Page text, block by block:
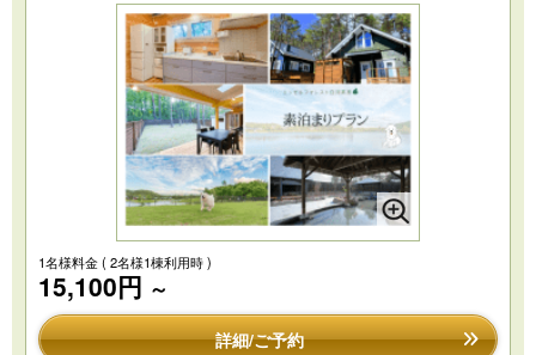
1名様料金( 2名様1棟利用時 )
15,100円 ～
詳細/ご予約